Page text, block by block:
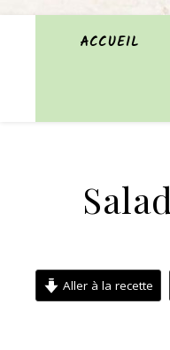
ACCUEIL
Aller à la recette